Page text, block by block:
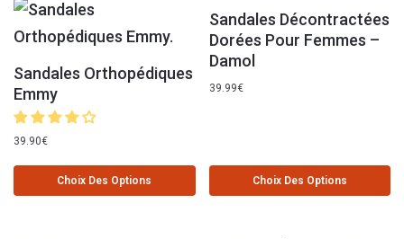
Sandales Orthopédiques
Emmy
39.90€
Choix Des Options
Sandales Décontractées
Dorées Pour Femmes –
Damol
39.99€
Choix Des Options